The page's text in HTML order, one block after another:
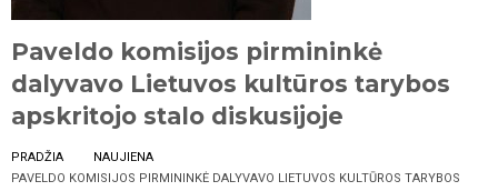
Paveldo komisijos pirmininkė
dalyvavo Lietuvos kultūros tarybos
apskritojo stalo diskusijoje
PRADŽIA
NAUJIENA
PAVELDO KOMISIJOS PIRMININKĖ DALYVAVO LIETUVOS KULTŪROS TARYBOS